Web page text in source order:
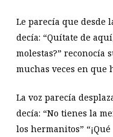
Le parecía que desde
decía: “Quítate de
molestas?” reconocía
muchas veces en que
La voz parecía
decía: “No tienes la
los hermanitos”